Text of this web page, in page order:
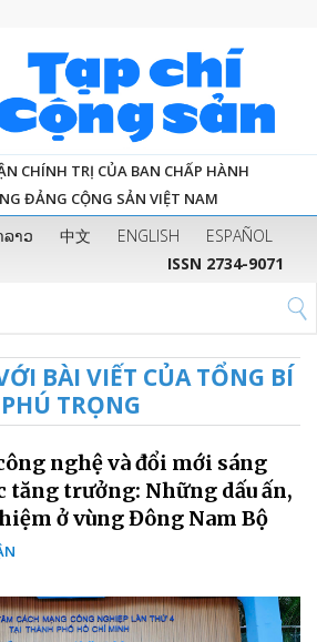
CHÍNH TRỊ CỦA BAN CHẤP HÀNH
ĐẢNG CỘNG SẢN VIỆT NAM
າວ 中文 ENGLISH
ESPAÑOL
ISSN 2734-9071
BÀI VIẾT CỦA TỔNG BÍ
TRỌNG
nghệ và đổi mới sáng
tăng trưởng: Những dấu ấn,
ở vùng Đông Nam Bộ